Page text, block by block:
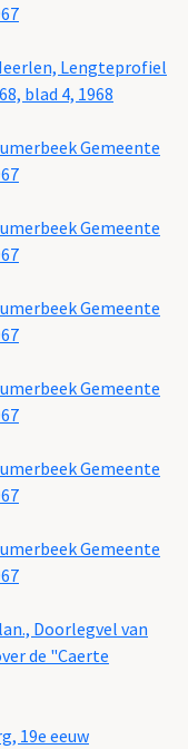
Lengteprofiel
blad 4, 1968
Gemeente
Gemeente
Gemeente
Gemeente
Gemeente
Gemeente
Doorlegvel van
de "Caerte
19e eeuw